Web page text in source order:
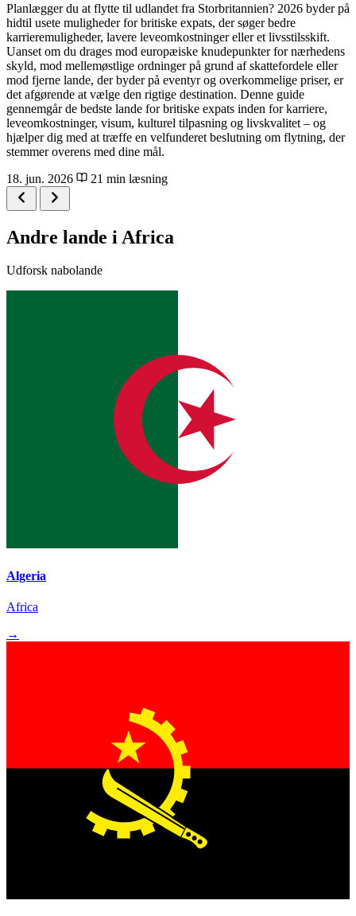
Planlægger du at flytte til udlandet fra Storbritannien? 2026 byder på
hidtil usete muligheder for britiske expats, der søger bedre
karrieremuligheder, lavere leveomkostninger eller et livsstilsskift.
Uanset om du drages mod europæiske knudepunkter for nærhedens
skyld, mod mellemøstlige ordninger på grund af skattefordele eller
mod fjerne lande, der byder på eventyr og overkommelige priser, er
det afgørende at vælge den rigtige destination. Denne guide
gennemgår de bedste lande for britiske expats inden for karriere,
leveomkostninger, visum, kulturel tilpasning og livskvalitet – og
hjælper dig med at træffe en velfunderet beslutning om flytning, der
stemmer overens med dine mål.
18. jun. 2026
21 min læsning
Andre lande i Africa
Udforsk nabolande
Algeria
Africa
→